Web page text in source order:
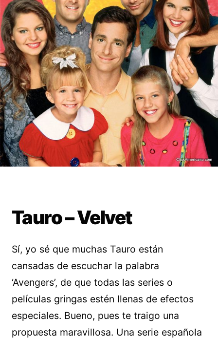
Tauro – Velvet
Sí, yo sé que muchas Tauro están
cansadas de escuchar la palabra
‘Avengers’, de que todas las series o
películas gringas estén llenas de efectos
especiales. Bueno, pues te traigo una
propuesta maravillosa. Una serie española